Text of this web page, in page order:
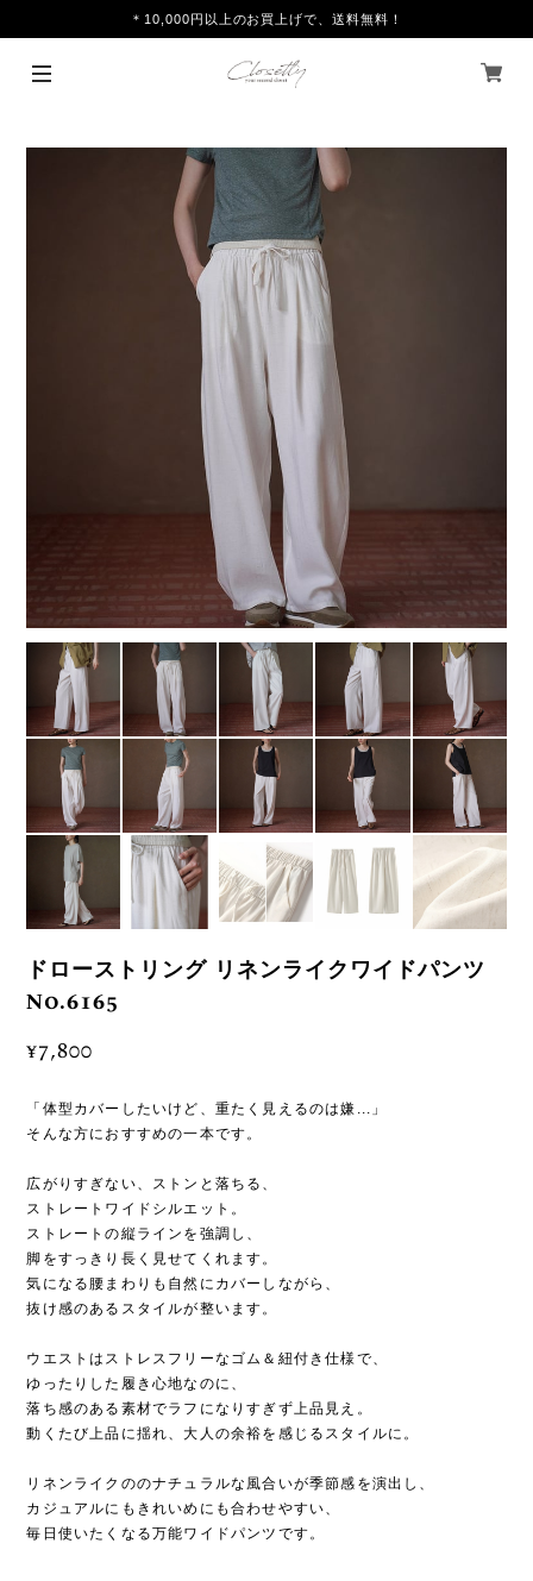
＊10,000円以上のお買上げで、送料無料！
ドローストリング リネンライクワイドパンツ
No.6165
¥7,800
「体型カバーしたいけど、重たく見えるのは嫌...」
そんな方におすすめの一本です。
広がりすぎない、ストンと落ちる、
ストレートワイドシルエット。
ストレートの縦ラインを強調し、
脚をすっきり長く見せてくれます。
気になる腰まわりも自然にカバーしながら、
抜け感のあるスタイルが整います。
ウエストはストレスフリーなゴム＆紐付き仕様で、
ゆったりした履き心地なのに、
落ち感のある素材でラフになりすぎず上品見え。
動くたび上品に揺れ、大人の余裕を感じるスタイルに。
リネンライクののナチュラルな風合いが季節感を演出し、
カジュアルにもきれいめにも合わせやすい、
毎日使いたくなる万能ワイドパンツです。